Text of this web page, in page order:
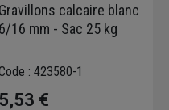
Gravillons calcaire blanc
6/16 mm - Sac 25 kg
: 423580-1
5,53 €